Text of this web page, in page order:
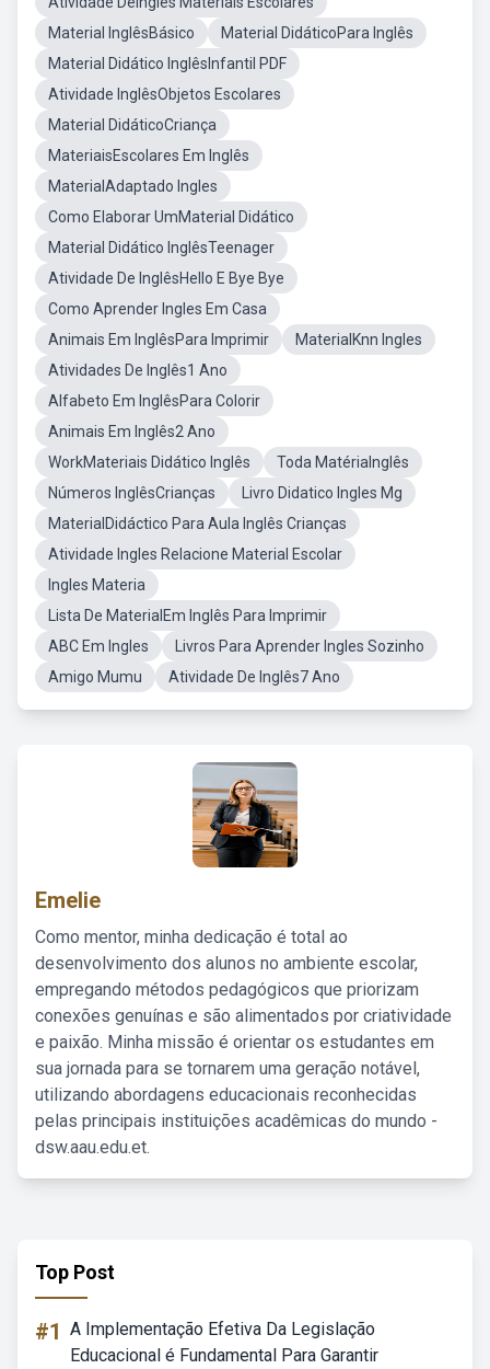
Material InglêsBásico
Material DidáticoPara Inglês
Material Didático InglêsInfantil PDF
Atividade InglêsObjetos Escolares
Material DidáticoCriança
MateriaisEscolares Em Inglês
MaterialAdaptado Ingles
Como Elaborar UmMaterial Didático
Material Didático InglêsTeenager
Atividade De InglêsHello E Bye Bye
Como Aprender Ingles Em Casa
Animais Em InglêsPara Imprimir
MaterialKnn Ingles
Atividades De Inglês1 Ano
Alfabeto Em InglêsPara Colorir
Animais Em Inglês2 Ano
WorkMateriais Didático Inglês
Toda MatériaInglês
Números InglêsCrianças
Livro Didatico Ingles Mg
MaterialDidáctico Para Aula Inglês Crianças
Atividade Ingles Relacione Material Escolar
Ingles Materia
Lista De MaterialEm Inglês Para Imprimir
ABC Em Ingles
Livros Para Aprender Ingles Sozinho
Amigo Mumu
Atividade De Inglês7 Ano
Emelie
Como mentor, minha dedicação é total ao
desenvolvimento dos alunos no ambiente escolar,
empregando métodos pedagógicos que priorizam
conexões genuínas e são alimentados por criatividade
e paixão. Minha missão é orientar os estudantes em
sua jornada para se tornarem uma geração notável,
utilizando abordagens educacionais reconhecidas
pelas principais instituições acadêmicas do mundo -
dsw.aau.edu.et.
Top Post
#1 A Implementação Efetiva Da Legislação
Educacional é Fundamental Para Garantir